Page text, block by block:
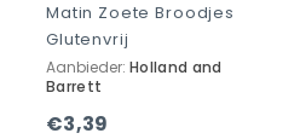
Matin Zoete Broodjes
Glutenvrij
Aanbieder: Holland and
Barrett
€3,39